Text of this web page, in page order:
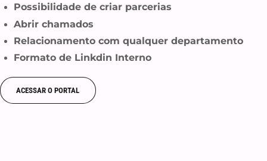
Possibilidade de criar parcerias
Abrir chamados
Relacionamento com qualquer departamento
Formato de Linkdin Interno
ACESSAR O PORTAL